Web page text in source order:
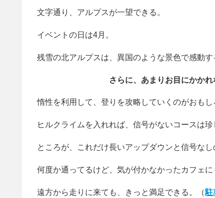
文字通り、アルプスが一望できる。
イベントの日は4月。
残雪の北アルプスは、異国のような景色で感動す
さらに、あまりお目にかか
惰性を利用して、登りを攻略していくのがおもし
ヒルクライムを入れれば、信号がないコースは珍
ところが、これだけ長いアップダウンと信号なし
何度か通ってるけど、気が付かなかったカフェに
遠方から走りに来ても、きっと満足できる。（駐